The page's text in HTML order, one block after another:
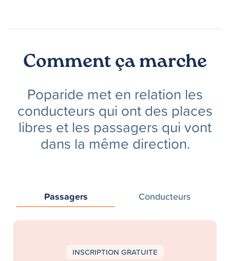
Comment ça marche
Poparide met en relation les
conducteurs qui ont des places
libres et les passagers qui vont
dans la même direction.
Passagers Conducteurs
INSCRIPTION GRATUITE